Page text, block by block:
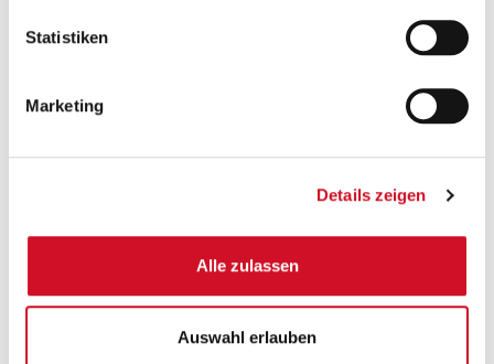
Statistiken
Marketing
Details zeigen
Alle zulassen
Auswahl erlauben
Kontaktformular zugreifen zu können.
Weitere interessante Artikel